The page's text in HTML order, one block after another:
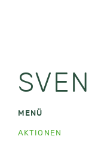
SVEN
MENÜ
AKTIONEN